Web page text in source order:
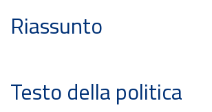
Riassunto
Testo della politica